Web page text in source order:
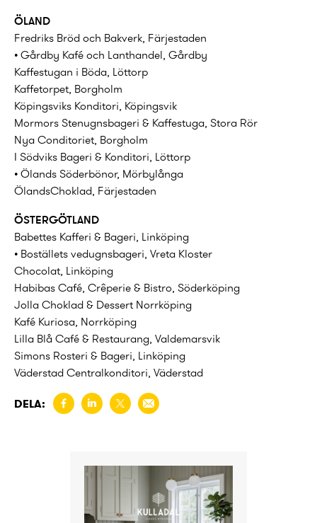
ÖLAND
Fredriks Bröd och Bakverk, Färjestaden
• Gårdby Kafé och Lanthandel, Gårdby
Kaffestugan i Böda, Löttorp
Kaffetorpet, Borgholm‎
Köpingsviks Konditori, Köpingsvik
Mormors Stenugnsbageri & Kaffestuga, Stora Rör
Nya Conditoriet, Borgholm
I Södviks Bageri & Konditori, Löttorp
• Ölands Söderbönor, Mörbylånga
ÖlandsChoklad, Färjestaden
ÖSTERGÖTLAND
Babettes Kafferi & Bageri, Linköping
• Boställets vedugnsbageri, Vreta Kloster
Chocolat, Linköping
Habibas Café, Crêperie & Bistro, Söderköping
Jolla Choklad & Dessert Norrköping
Kafé Kuriosa, Norrköping
Lilla Blå Café & Restaurang, Valdemarsvik
Simons Rosteri & Bageri, Linköping
Väderstad Centralkonditori, Väderstad
DELA: